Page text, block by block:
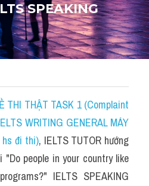
SPEAKING
THI THẬT TASK 1 (Complaint
WRITING GENERAL MÁY
hs đi thi), IELTS TUTOR hướng
"Do people in your country like
IELTS SPEAKING